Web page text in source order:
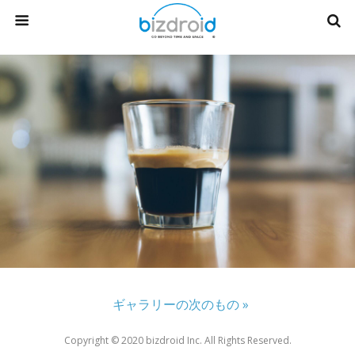
ギャラリーの次のもの »
Copyright ©︎ 2020 bizdroid Inc. All Rights Reserved.